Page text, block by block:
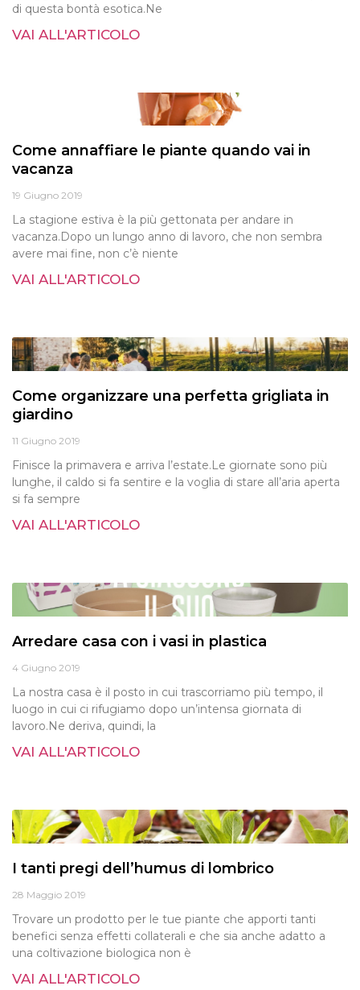
di questa bontà esotica.Ne
VAI ALL'ARTICOLO
Come annaffiare le piante quando vai in
vacanza
19 Giugno 2019
La stagione estiva è la più gettonata per andare in
vacanza.Dopo un lungo anno di lavoro, che non sembra
avere mai fine, non c’è niente
VAI ALL'ARTICOLO
Come organizzare una perfetta grigliata in
giardino
11 Giugno 2019
Finisce la primavera e arriva l’estate.Le giornate sono più
lunghe, il caldo si fa sentire e la voglia di stare all’aria aperta
si fa sempre
VAI ALL'ARTICOLO
Arredare casa con i vasi in plastica
4 Giugno 2019
La nostra casa è il posto in cui trascorriamo più tempo, il
luogo in cui ci rifugiamo dopo un’intensa giornata di
lavoro.Ne deriva, quindi, la
VAI ALL'ARTICOLO
I tanti pregi dell’humus di lombrico
28 Maggio 2019
Trovare un prodotto per le tue piante che apporti tanti
benefici senza effetti collaterali e che sia anche adatto a
una coltivazione biologica non è
VAI ALL'ARTICOLO